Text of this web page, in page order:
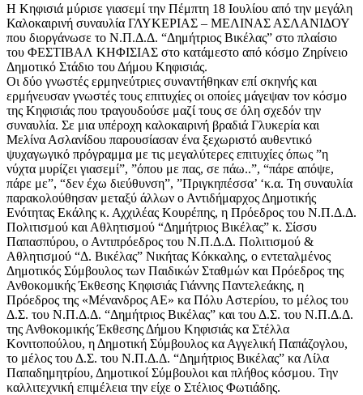
Η Κηφισιά μύρισε γιασεμί την Πέμπτη 18 Ιουλίου από την μεγάλη
Καλοκαιρινή συναυλία ΓΛΥΚΕΡΙΑΣ – ΜΕΛΙΝΑΣ ΑΣΛΑΝΙΔΟΥ
που διοργάνωσε το Ν.Π.Δ.Δ. “Δημήτριος Βικέλας” στο πλαίσιο
του ΦΕΣΤΙΒΑΛ ΚΗΦΙΣΙΑΣ στο κατάμεστο από κόσμο Ζηρίνειο
Δημοτικό Στάδιο του Δήμου Κηφισιάς.
Οι δύο γνωστές ερμηνεύτριες συναντήθηκαν επί σκηνής και
ερμήνευσαν γνωστές τους επιτυχίες οι οποίες μάγεψαν τον κόσμο
της Κηφισιάς που τραγουδούσε μαζί τους σε όλη σχεδόν την
συναυλία. Σε μια υπέροχη καλοκαιρινή βραδιά Γλυκερία και
Μελίνα Ασλανίδου παρουσίασαν ένα ξεχωριστό αυθεντικό
ψυχαγωγικό πρόγραμμα με τις μεγαλύτερες επιτυχίες όπως ”η
νύχτα μυρίζει γιασεμί”, ”όπου με πας, σε πάω..”, “πάρε απόψε,
πάρε με”, “δεν έχω διεύθυνση”, ”Πριγκηπέσσα’ ‘κ.α. Τη συναυλία
παρακολούθησαν μεταξύ άλλων ο Αντιδήμαρχος Δημοτικής
Ενότητας Εκάλης κ. Αχχιλέας Κουρέπης, η Πρόεδρος του Ν.Π.Δ.Δ.
Πολιτισμού και Αθλητισμού “Δημήτριος Βικέλας” κ. Σίσσυ
Παπασπύρου, ο Αντιπρόεδρος του Ν.Π.Δ.Δ. Πολιτισμού &
Αθλητισμού “Δ. Βικέλας” Νικήτας Κόκκαλης, ο εντεταλμένος
Δημοτικός Σύμβουλος των Παιδικών Σταθμών και Πρόεδρος της
Ανθοκομικής Έκθεσης Κηφισιάς Γιάννης Παντελεάκης, η
Πρόεδρος της «Μένανδρος ΑΕ» κα Πόλυ Αστερίου, το μέλος του
Δ.Σ. του Ν.Π.Δ.Δ. “Δημήτριος Βικέλας” και του Δ.Σ. του Ν.Π.Δ.Δ.
της Ανθοκομικής Έκθεσης Δήμου Κηφισιάς κα Στέλλα
Κονιτοπούλου, η Δημοτική Σύμβουλος κα Αγγελική Παπάζογλου,
το μέλος του Δ.Σ. του Ν.Π.Δ.Δ. “Δημήτριος Βικέλας” κα Λίλα
Παπαδημητρίου, Δημοτικοί Σύμβουλοι και πλήθος κόσμου. Την
καλλιτεχνική επιμέλεια την είχε ο Στέλιος Φωτιάδης.